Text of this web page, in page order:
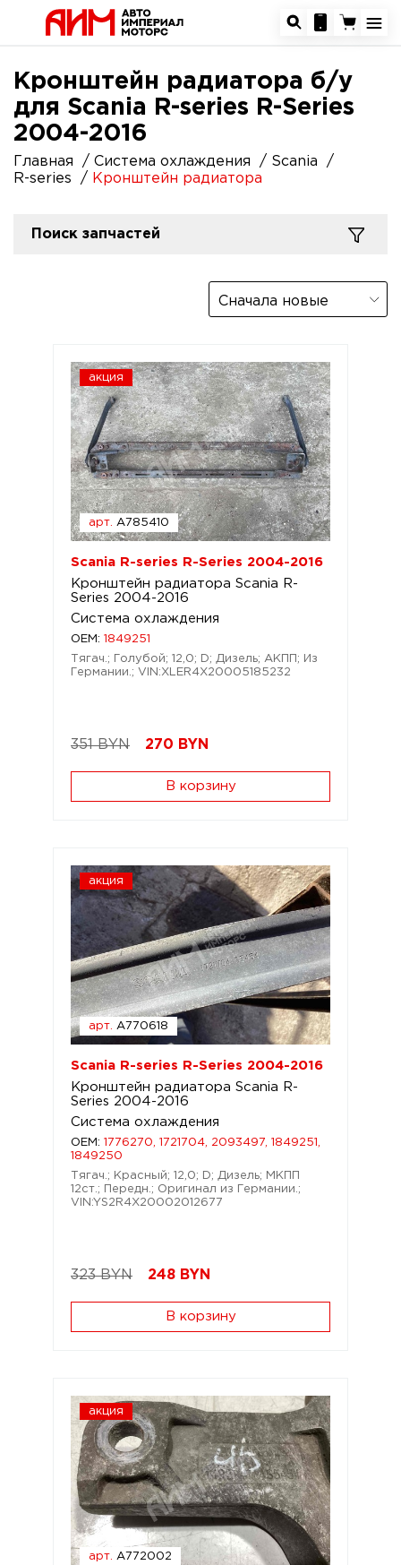
Кронштейн радиатора б/у
для Scania R-series R-Series
2004-2016
Главная Система охлаждения
Scania
R-series
Кронштейн радиатора
Поиск запчастей
Сначала новые
акция
арт. A785410
Scania R-series R-Series 2004-2016
Кронштейн радиатора Scania R-
Series 2004-2016
Система охлаждения
OEM: 1849251
Тягач.; Голубой; 12,0; D; Дизель; АКПП; Из
Германии.; VIN:XLER4X20005185232
351 BYN 270 BYN
В корзину
акция
арт. A770618
Scania R-series R-Series 2004-2016
Кронштейн радиатора Scania R-
Series 2004-2016
Система охлаждения
OEM: 1776270, 1721704, 2093497, 1849251,
1849250
Тягач.; Красный; 12,0; D; Дизель; МКПП
12ст.; Передн.; Оригинал из Германии.;
VIN:YS2R4X20002012677
323 BYN 248 BYN
В корзину
акция
арт. A772002